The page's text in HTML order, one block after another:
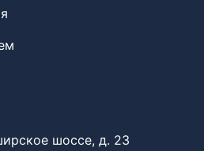
шоссе, д. 23